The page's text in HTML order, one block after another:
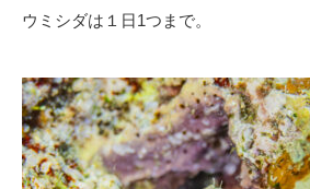
ウミシダは１日1つまで。